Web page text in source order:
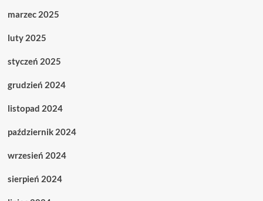
marzec 2025
luty 2025
styczeń 2025
grudzień 2024
listopad 2024
październik 2024
wrzesień 2024
sierpień 2024